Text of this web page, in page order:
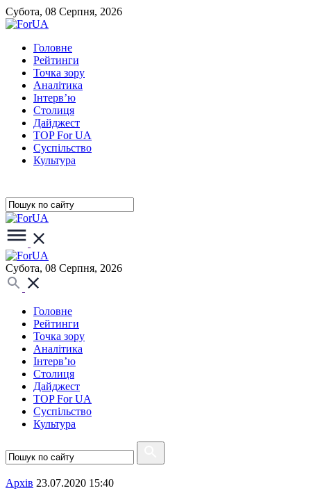
Субота, 08 Серпня, 2026
Головне
Рейтинги
Точка зору
Аналітика
Інтерв’ю
Столиця
Дайджест
TOP For UA
Суспiльство
Культура
Субота, 08 Серпня, 2026
Головне
Рейтинги
Точка зору
Аналітика
Інтерв’ю
Столиця
Дайджест
TOP For UA
Суспiльство
Культура
Архiв 23.07.2020 15:40